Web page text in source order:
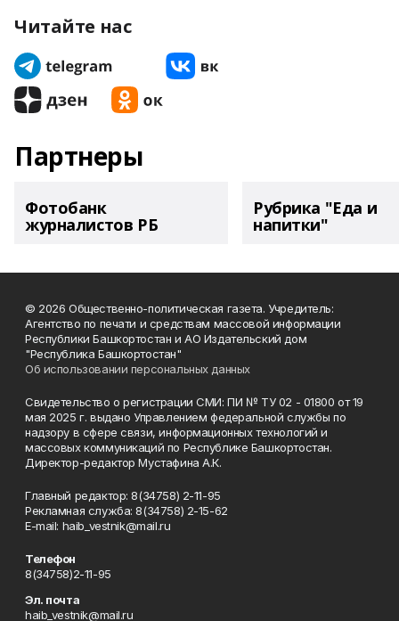
Читайте нас
Партнеры
Фотобанк
журналистов РБ
Рубрика "Еда и
напитки"
© 2026 Общественно-политическая газета. Учредитель:
Агентство по печати и средствам массовой информации
Республики Башкортостан и АО Издательский дом
"Республика Башкортостан"
Об использовании персональных данных
Свидетельство о регистрации СМИ: ПИ № ТУ 02 - 01800 от 19
мая 2025 г. выдано Управлением федеральной службы по
надзору в сфере связи, информационных технологий и
массовых коммуникаций по Республике Башкортостан.
Директор-редактор Мустафина А.К.
Главный редактор: 8(34758) 2-11-95
Рекламная служба: 8(34758) 2-15-62
Е-mаil: haib_vestnik@mail.ru
Телефон
8(34758)2-11-95
Эл. почта
haib_vestnik@mail.ru